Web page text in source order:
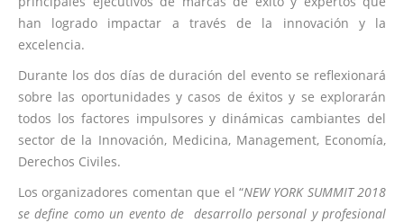
han logrado impactar a través de la innovación y la
excelencia.
Durante los dos días de duración del evento se reflexionará
sobre las oportunidades y casos de éxitos y se explorarán
todos los factores impulsores y dinámicas cambiantes del
sector de la Innovación, Medicina, Management, Economía,
Derechos Civiles.
Los organizadores comentan que el “NEW YORK SUMMIT 2018
se define como un evento de desarrollo personal y profesional